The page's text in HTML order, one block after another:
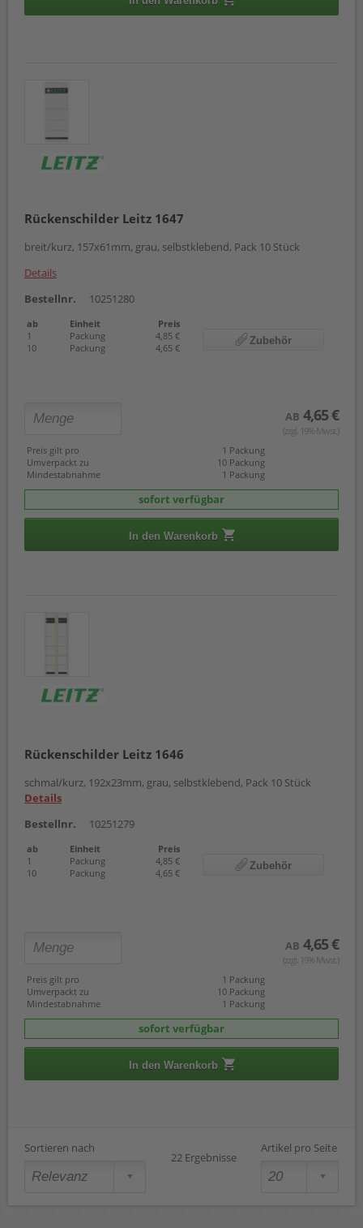
Rückenschilder Leitz 1647
breit/kurz, 157x61mm, grau, selbstklebend, Pack 10 Stück
Details
Bestellnr.
10251280
ab Einheit
Preis
1
Packung
4,85 €
10
Packung 4,65 €
Zubehör
AB 4,65 €
(zzgl. 19% Mwst.)
Preis gilt pro
1 Packung
Umverpackt zu
10 Packung
Mindestabnahme
1 Packung
sofort verfügbar
In den Warenkorb
Rückenschilder Leitz 1646
schmal/kurz, 192x23mm, grau, selbstklebend, Pack 10 Stück
Details
Bestellnr.
10251279
ab Einheit
Preis
1
Packung
4,85 €
10
Packung 4,65 €
Zubehör
AB 4,65 €
(zzgl. 19% Mwst.)
Preis gilt pro
1 Packung
Umverpackt zu
10 Packung
Mindestabnahme
1 Packung
sofort verfügbar
In den Warenkorb
Sortieren nach
22 Ergebnisse
Artikel pro Seite